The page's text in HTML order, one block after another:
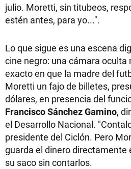
julio. Moretti, sin titubeos,
estén antes, para yo...".
Lo que sigue es una escena
cine negro: una cámara
exacto en que la madre del
Moretti un fajo de billetes,
dólares, en presencia del
Francisco Sánchez Gamino,
el Desarrollo Nacional.
presidente del Ciclón. Pero
guarda el dinero directamente
su saco sin contarlos.